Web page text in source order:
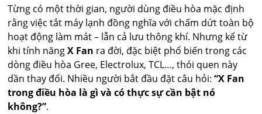
Từng có một thời gian, người dùng điều hòa mặc định
rằng việc tắt máy lạnh đồng nghĩa với chấm dứt toàn bộ
hoạt động làm mát – lẫn cả lưu thông khí. Nhưng kể từ
khi tính năngX Fan ra đời, đặc biệt phổ biến trong các
dòng điều hòa Gree, Electrolux, TCL…, thói quen này
dần thay đổi. Nhiều người bắt đầu đặt câu hỏi:“X Fan
trong điều hòa là gì và có thực sự cần bật nó
không?”.